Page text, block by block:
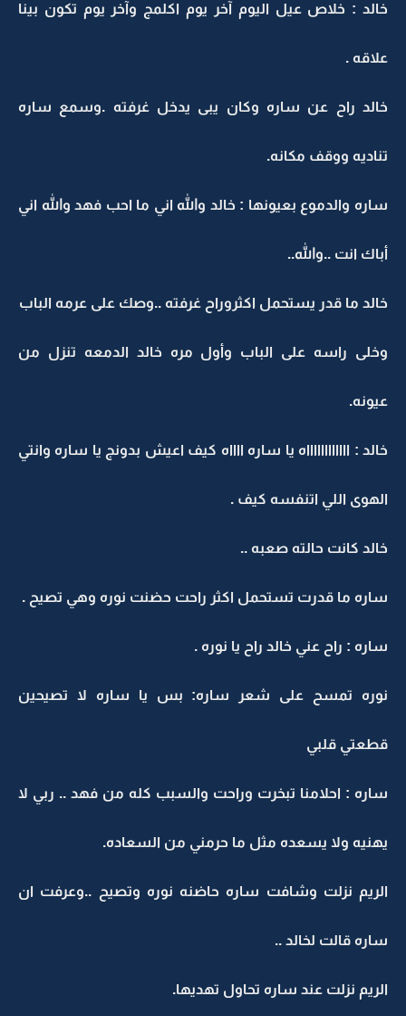
خالد : خلاص عيل اليوم آخر يوم اكلمج وآخر يوم تكون بينا
علاقه .
خالد راح عن ساره وكان يبى يدخل غرفته .وسمع ساره
تناديه ووقف مكانه.
ساره والدموع بعيونها : خالد والله اني ما احب فهد والله اني
أباك انت ..والله..
خالد ما قدر يستحمل اكثروراح غرفته ..وصك على عرمه الباب
وخلى راسه على الباب وأول مره خالد الدمعه تنزل من
عيونه.
خالد : ااااااااااااه يا ساره ااااه كيف اعيش بدونج يا ساره وانتي
الهوى اللي اتنفسه كيف .
خالد كانت حالته صعبه ..
ساره ما قدرت تستحمل اكثر راحت حضنت نوره وهي تصيح .
ساره : راح عني خالد راح يا نوره .
نوره تمسح على شعر ساره: بس يا ساره لا تصيحين
قطعتي قلبي
ساره : احلامنا تبخرت وراحت والسبب كله من فهد .. ربي لا
يهنيه ولا يسعده مثل ما حرمني من السعاده.
الريم نزلت وشافت ساره حاضنه نوره وتصيح ..وعرفت ان
ساره قالت لخالد ..
الريم نزلت عند ساره تحاول تهديها.